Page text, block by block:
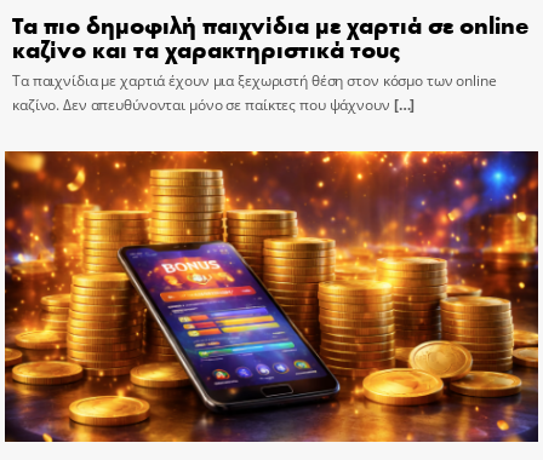
Τα πιο δημοφιλή παιχνίδια με χαρτιά σε online
καζίνο και τα χαρακτηριστικά τους
Τα παιχνίδια με χαρτιά έχουν μια ξεχωριστή θέση στον κόσμο των online
καζίνο. Δεν απευθύνονται μόνο σε παίκτες που ψάχνουν […]